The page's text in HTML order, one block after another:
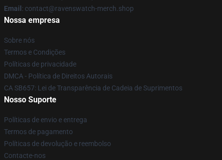
Email : contact@ravenswatch-merch.shop
Nossa empresa
Sobre nós
Termos e Condições
Políticas de privacidade
DMCA - Política de Direitos Autorais
CA SB657: Lei de Transparência de Cadeia de Suprimentos
Nosso Suporte
Políticas de envio e entrega
Termos de pagamento
Políticas de devolução e reembolso
Contacte-nos